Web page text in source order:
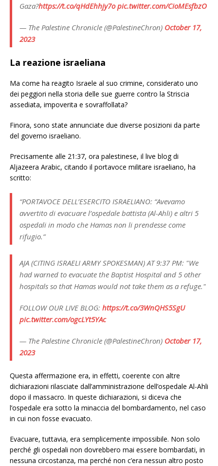
Gaza?https://t.co/qHdEhhjy7o pic.twitter.com/CioMEsfbzO
— The Palestine Chronicle (@PalestineChron) October 17,
2023
La reazione israeliana
Ma come ha reagito Israele al suo crimine, considerato uno
dei peggiori nella storia delle sue guerre contro la Striscia
assediata, impoverita e sovraffollata?
Finora, sono state annunciate due diverse posizioni da parte
del governo israeliano.
Precisamente alle 21:37, ora palestinese, il live blog di
Aljazeera Arabic, citando il portavoce militare israeliano, ha
scritto:
“PORTAVOCE DELL’ESERCITO ISRAELIANO: “Avevamo
avvertito di evacuare l’ospedale battista (Al-Ahli) e altri 5
ospedali in modo che Hamas non li prendesse come
rifugio.”
AJA (CITING ISRAELI ARMY SPOKESMAN) AT 9:37 PM: "We
had warned to evacuate the Baptist Hospital and 5 other
hospitals so that Hamas would not take them as a refuge."
FOLLOW OUR LIVE BLOG: https://t.co/3WnQHS5SgU
pic.twitter.com/ogcLYt5YAc
— The Palestine Chronicle (@PalestineChron) October 17,
2023
Questa affermazione era, in effetti, coerente con altre
dichiarazioni rilasciate dall’amministrazione dell’ospedale Al-Ahli
dopo il massacro. In queste dichiarazioni, si diceva che
l’ospedale era sotto la minaccia del bombardamento, nel caso
in cui non fosse evacuato.
Evacuare, tuttavia, era semplicemente impossibile. Non solo
perché gli ospedali non dovrebbero mai essere bombardati, in
nessuna circostanza, ma perché non c’era nessun altro posto